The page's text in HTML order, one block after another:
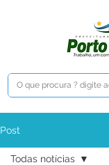
Post
Todas notícias